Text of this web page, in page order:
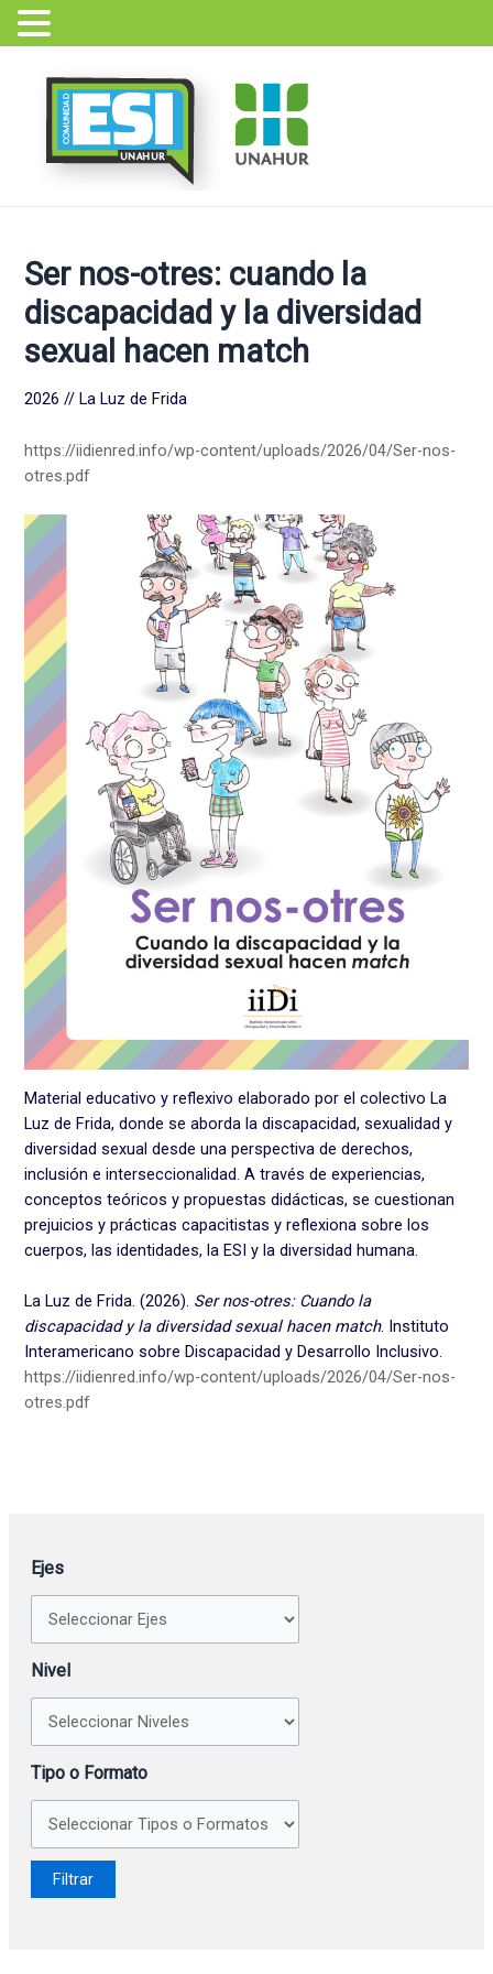
contenido
Ejes
Nivel
Tipo o Formato
Ser nos-otres: cuando la
discapacidad y la diversidad
sexual hacen match
2026 // La Luz de Frida
https://iidienred.info/wp-content/uploads/2026/04/Ser-nos-
otres.pdf
Material educativo y reflexivo elaborado por el colectivo La
Luz de Frida, donde se aborda la discapacidad, sexualidad y
diversidad sexual desde una perspectiva de derechos,
inclusión e interseccionalidad. A través de experiencias,
conceptos teóricos y propuestas didácticas, se cuestionan
prejuicios y prácticas capacitistas y reflexiona sobre los
cuerpos, las identidades, la ESI y la diversidad humana.
La Luz de Frida. (2026). Ser nos-otres: Cuando la
discapacidad y la diversidad sexual hacen match. Instituto
Interamericano sobre Discapacidad y Desarrollo Inclusivo.
https://iidienred.info/wp-content/uploads/2026/04/Ser-nos-
otres.pdf
de
entradas